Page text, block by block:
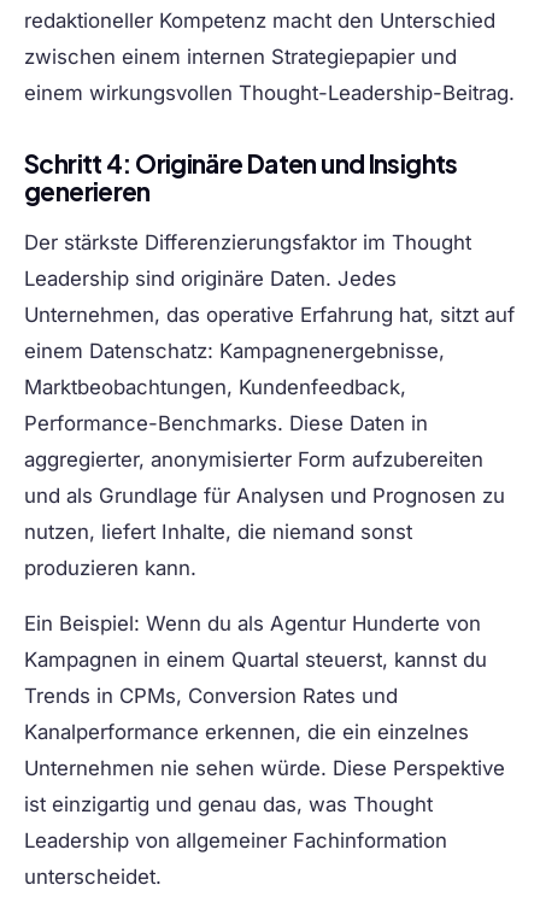
redaktioneller Kompetenz macht den Unterschied
zwischen einem internen Strategiepapier und
einem wirkungsvollen Thought-Leadership-Beitrag.
Schritt 4: Originäre Daten und Insights
generieren
Der stärkste Differenzierungsfaktor im Thought
Leadership sind originäre Daten. Jedes
Unternehmen, das operative Erfahrung hat, sitzt auf
einem Datenschatz: Kampagnenergebnisse,
Marktbeobachtungen, Kundenfeedback,
Performance-Benchmarks. Diese Daten in
aggregierter, anonymisierter Form aufzubereiten
und als Grundlage für Analysen und Prognosen zu
nutzen, liefert Inhalte, die niemand sonst
produzieren kann.
Ein Beispiel: Wenn du als Agentur Hunderte von
Kampagnen in einem Quartal steuerst, kannst du
Trends in CPMs, Conversion Rates und
Kanalperformance erkennen, die ein einzelnes
Unternehmen nie sehen würde. Diese Perspektive
ist einzigartig und genau das, was Thought
Leadership von allgemeiner Fachinformation
unterscheidet.